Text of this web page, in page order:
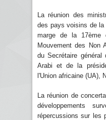
La réunion des
des pays voisins de
marge de la 17ème
Mouvement des Non
du Secrétaire
Arabi et de la
l'Union africaine (UA),
La réunion de
développements
répercussions sur les